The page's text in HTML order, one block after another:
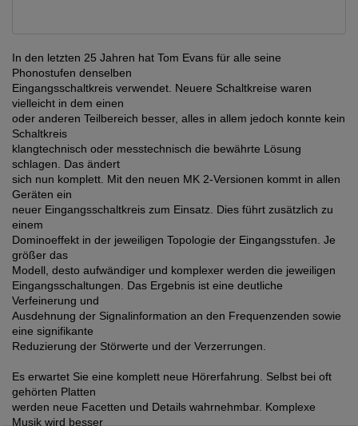
In den letzten 25 Jahren hat Tom Evans für alle seine
Phonostufen denselben
Eingangsschaltkreis verwendet. Neuere Schaltkreise waren
vielleicht in dem einen
oder anderen Teilbereich besser, alles in allem jedoch konnte kein
Schaltkreis
klangtechnisch oder messtechnisch die bewährte Lösung
schlagen. Das ändert
sich nun komplett. Mit den neuen MK 2-Versionen kommt in allen
Geräten ein
neuer Eingangsschaltkreis zum Einsatz. Dies führt zusätzlich zu
einem
Dominoeffekt in der jeweiligen Topologie der Eingangsstufen. Je
größer das
Modell, desto aufwändiger und komplexer werden die jeweiligen
Eingangsschaltungen. Das Ergebnis ist eine deutliche
Verfeinerung und
Ausdehnung der Signalinformation an den Frequenzenden sowie
eine signifikante
Reduzierung der Störwerte und der Verzerrungen.
Es erwartet Sie eine komplett neue Hörerfahrung. Selbst bei oft
gehörten Platten
werden neue Facetten und Details wahrnehmbar. Komplexe
Musik wird besser